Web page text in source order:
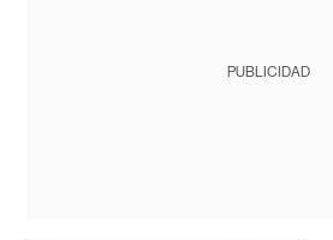
PUBLICIDAD